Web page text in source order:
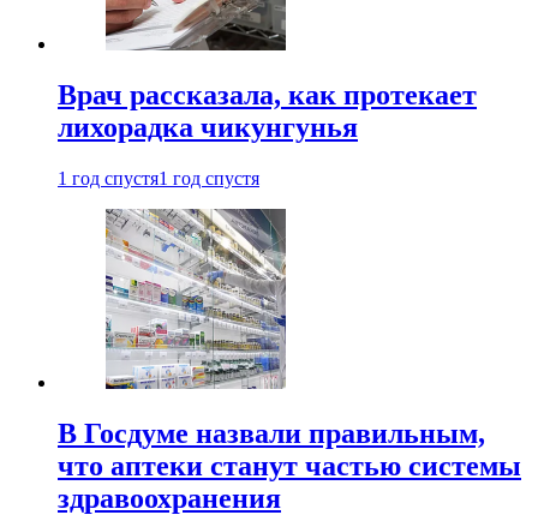
Врач рассказала, как протекает
лихорадка чикунгунья
1 год спустя1 год спустя
В Госдуме назвали правильным,
что аптеки станут частью системы
здравоохранения